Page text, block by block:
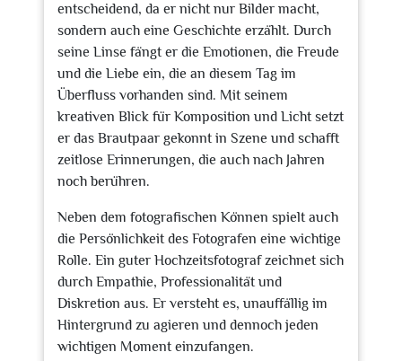
entscheidend, da er nicht nur Bilder macht,
sondern auch eine Geschichte erzählt. Durch
seine Linse fängt er die Emotionen, die Freude
und die Liebe ein, die an diesem Tag im
Überfluss vorhanden sind. Mit seinem
kreativen Blick für Komposition und Licht setzt
er das Brautpaar gekonnt in Szene und schafft
zeitlose Erinnerungen, die auch nach Jahren
noch berühren.
Neben dem fotografischen Können spielt auch
die Persönlichkeit des Fotografen eine wichtige
Rolle. Ein guter Hochzeitsfotograf zeichnet sich
durch Empathie, Professionalität und
Diskretion aus. Er versteht es, unauffällig im
Hintergrund zu agieren und dennoch jeden
wichtigen Moment einzufangen.